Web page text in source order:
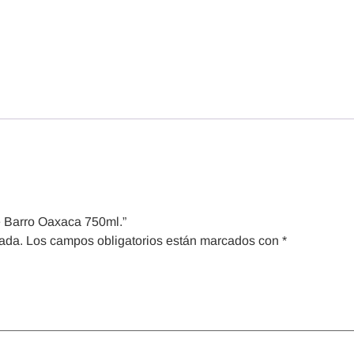
Oaxaca 750ml.”
Los campos obligatorios están marcados con *